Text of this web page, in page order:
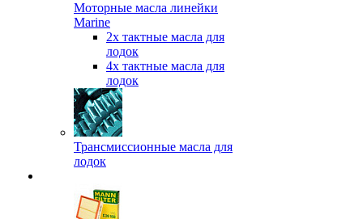
Моторные масла линейки
Marine
2х тактные масла для
лодок
4х тактные масла для
лодок
Трансмиссионные масла для
лодок